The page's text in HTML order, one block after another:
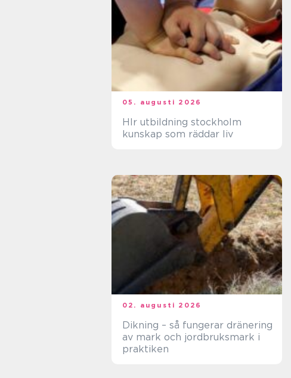
05. augusti 2026
Hlr utbildning stockholm
kunskap som räddar liv
02. augusti 2026
Dikning – så fungerar dränering
av mark och jordbruksmark i
praktiken